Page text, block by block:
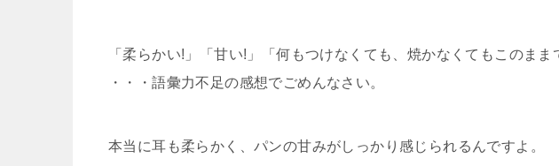
・・・語彙力不足の感想でごめんなさい。
本当に耳も柔らかく、パンの甘みがしっかり感じられるんですよ。